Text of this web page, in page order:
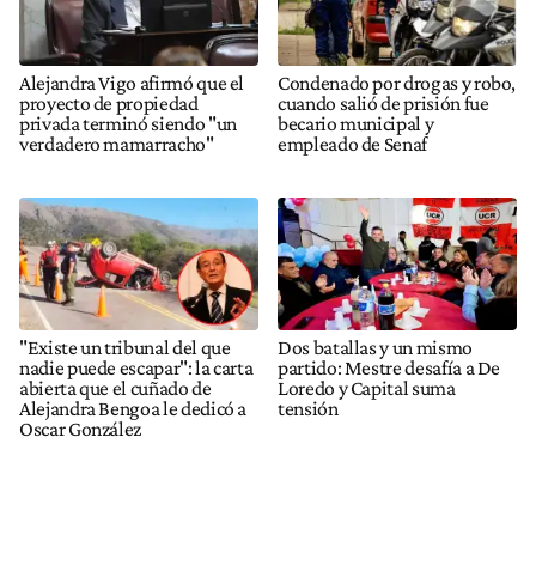
Alejandra Vigo afirmó que el
proyecto de propiedad
privada terminó siendo "un
verdadero mamarracho"
Condenado por drogas y robo,
cuando salió de prisión fue
becario municipal y
empleado de Senaf
"Existe un tribunal del que
nadie puede escapar": la carta
abierta que el cuñado de
Alejandra Bengoa le dedicó a
Oscar González
Dos batallas y un mismo
partido: Mestre desafía a De
Loredo y Capital suma
tensión